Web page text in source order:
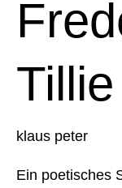
Tillie
klaus peter
Ein poetisches